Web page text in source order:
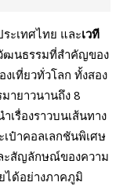
ะเทศไทย และเวที
ฒนธรรมที่สำคัญของ
เที่ยวทั่วโลก ทั้งสอง
ายาวนานถึง 8
เรื่องราวบนเส้นทาง
ป๋าคอลเลกชันพิเศษ
ะสัญลักษณ์ของความ
ด้อย่างภาคภูมิ